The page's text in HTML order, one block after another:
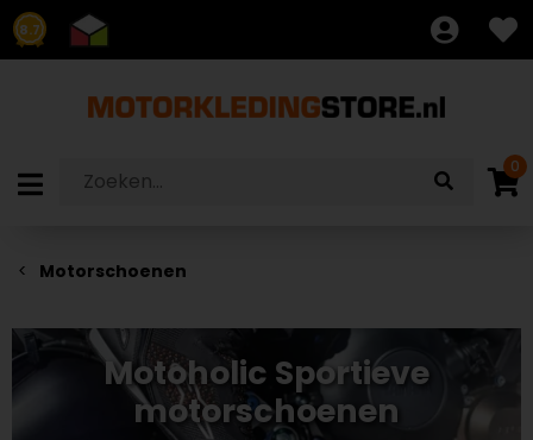
8.7
0
Motorschoenen
Motoholic Sportieve
motorschoenen